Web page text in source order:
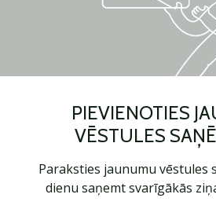
PIEVIENOTIES
VĒSTULES
Paraksties jaunumu vēstules
dienu saņemt svarīgākās